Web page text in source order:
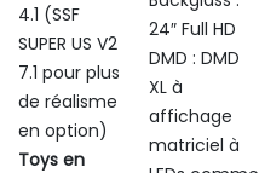
4.1 (SSF
SUPER US V2
7.1 pour plus
de réalisme
en option)
Toys en
24″ Full HD
DMD : DMD
XL à
affichage
matriciel à